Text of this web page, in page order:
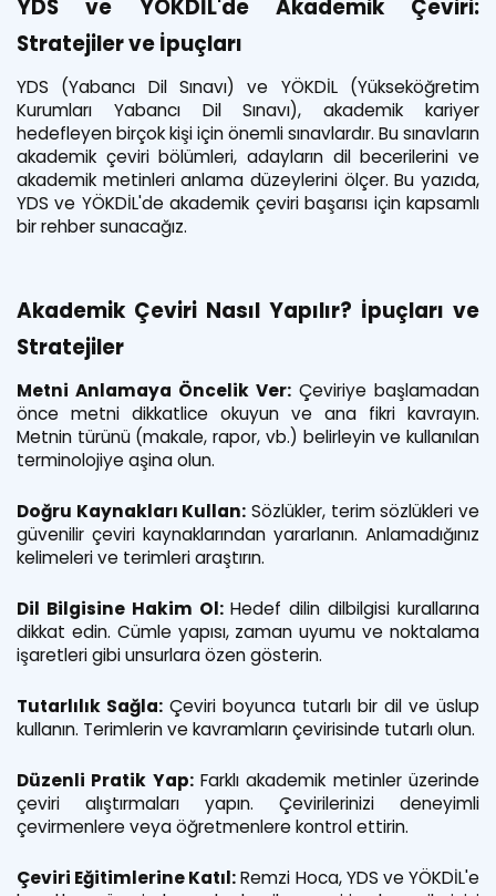
YDS ve YÖKDİL'de Akademik Çeviri:
Stratejiler ve İpuçları
YDS (Yabancı Dil Sınavı) ve YÖKDİL (Yükseköğretim
Kurumları Yabancı Dil Sınavı), akademik kariyer
hedefleyen birçok kişi için önemli sınavlardır. Bu sınavların
akademik çeviri bölümleri, adayların dil becerilerini ve
akademik metinleri anlama düzeylerini ölçer. Bu yazıda,
YDS ve YÖKDİL'de akademik çeviri başarısı için kapsamlı
bir rehber sunacağız.
Akademik Çeviri Nasıl Yapılır? İpuçları ve
Stratejiler
Metni Anlamaya Öncelik Ver: Çeviriye başlamadan
önce metni dikkatlice okuyun ve ana fikri kavrayın.
Metnin türünü (makale, rapor, vb.) belirleyin ve kullanılan
terminolojiye aşina olun.
Doğru Kaynakları Kullan: Sözlükler, terim sözlükleri ve
güvenilir çeviri kaynaklarından yararlanın. Anlamadığınız
kelimeleri ve terimleri araştırın.
Dil Bilgisine Hakim Ol: Hedef dilin dilbilgisi kurallarına
dikkat edin. Cümle yapısı, zaman uyumu ve noktalama
işaretleri gibi unsurlara özen gösterin.
Tutarlılık Sağla: Çeviri boyunca tutarlı bir dil ve üslup
kullanın. Terimlerin ve kavramların çevirisinde tutarlı olun.
Düzenli Pratik Yap: Farklı akademik metinler üzerinde
çeviri alıştırmaları yapın. Çevirilerinizi deneyimli
çevirmenlere veya öğretmenlere kontrol ettirin.
Çeviri Eğitimlerine Katıl: Remzi Hoca, YDS ve YÖKDİL'e